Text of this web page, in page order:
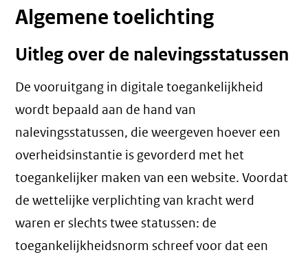
Algemene toelichting
Uitleg over de nalevingsstatussen
De vooruitgang in digitale toegankelijkheid
wordt bepaald aan de hand van
nalevingsstatussen, die weergeven hoever een
overheidsinstantie is gevorderd met het
toegankelijker maken van een website. Voordat
de wettelijke verplichting van kracht werd
waren er slechts twee statussen: de
toegankelijkheidsnorm schreef voor dat een